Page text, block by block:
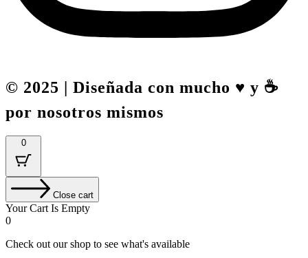
© 2025 | Diseñada con mucho ♥️ y ☕
por nosotros mismos
0
Close cart
Your Cart Is Empty
0
Check out our shop to see what's available